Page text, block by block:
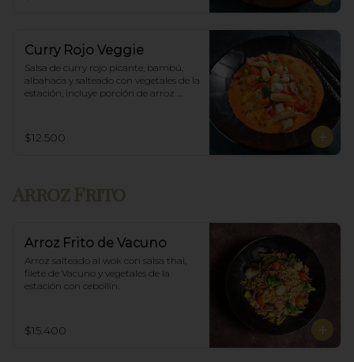
Curry Rojo Veggie
Salsa de curry rojo picante, bambú,
albahaca y salteado con vegetales de la
estación, incluye porción de arroz
$12.500
Arroz Frito
Arroz Frito de Vacuno
Arroz salteado al wok con salsa thai,
filete de Vacuno y vegetales de la
estación con cebollín.
$15.400